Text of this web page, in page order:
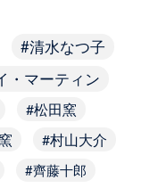
清水なつ子
・マーティン
松田窯
村山大介
齊藤十郎